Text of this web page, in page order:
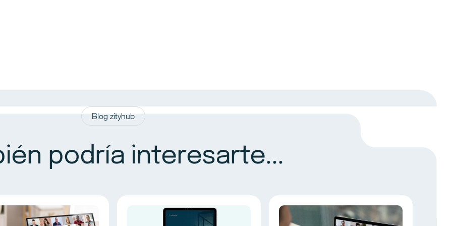
Blog zityhub
podría interesarte...